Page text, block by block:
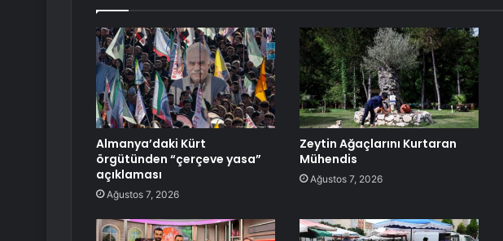
Almanya’daki Kürt
örgütünden “çerçeve yasa”
açıklaması
Ağustos 7, 2026
Zeytin Ağaçlarını Kurtaran
Mühendis
Ağustos 7, 2026